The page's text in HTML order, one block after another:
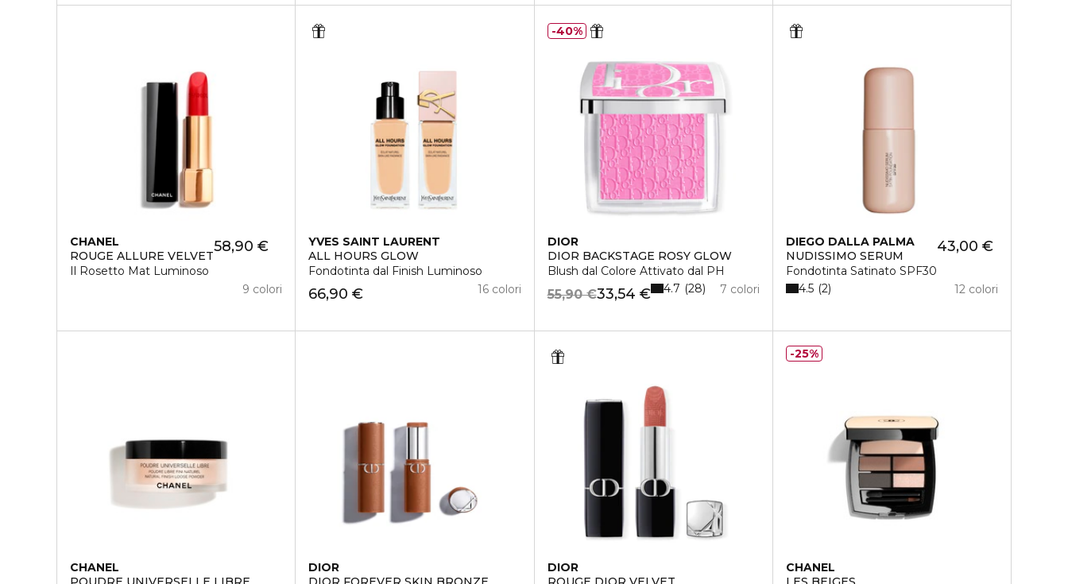
CHANEL
ROUGE ALLURE VELVET
Il Rosetto Mat Luminoso
58,90 €
9 colori
YVES SAINT LAURENT
ALL HOURS GLOW
Fondotinta dal Finish Luminoso
66,90 € 16 colori
DIOR
DIOR BACKSTAGE ROSY GLOW
Blush dal Colore Attivato dal PH
33,54 €
55,90 € 7 colori
4.7 28
40%
DIEGO DALLA PALMA
NUDISSIMO SERUM
Fondotinta Satinato SPF30
43,00 €
12 colori
4.5 2
CHANEL
DIOR
DIOR
CHANEL
25%